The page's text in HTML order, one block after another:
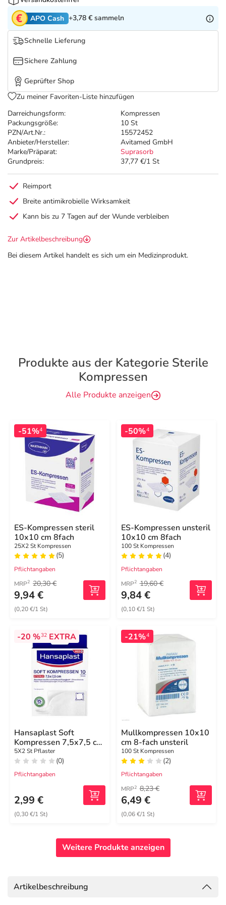
Tierapotheke
Vitamine & Mineralstoffe
Marken
Salus Deals
Darreichungsform:
Kompressen
Packungsgröße:
10 St
PZN/Art.Nr.:
15572452
Anbieter/Hersteller:
Avitamed GmbH
Marke/Präparat:
Suprasorb
Grundpreis:
37,77 €/1 St
APO Cash +3,78 € sammeln
Schnelle Lieferung
Sichere Zahlung
Geprüfter Shop
Zu meiner Favoriten-Liste hinzufügen
Reimport
Breite antimikrobielle Wirksamkeit
Kann bis zu 7 Tagen auf der Wunde verbleiben
Zur Artikelbeschreibung
Bei diesem Artikel handelt es sich um ein Medizinprodukt.
Produkte aus der Kategorie Sterile
Kompressen
Alle Produkte anzeigen
-51%4
ES-Kompressen steril
10x10 cm 8fach
25X2 St Kompressen
(5)
Pflichtangaben
MRP2 20,30 €
9,94 €
(0,20 €/1 St)
-50%4
ES-Kompressen unsteril
10x10 cm 8fach
100 St Kompressen
(4)
Pflichtangaben
MRP2 19,60 €
9,84 €
(0,10 €/1 St)
-20 %32EXTRA
Hansaplast Soft
Kompressen 7,5x7,5 cm
steril
5X2 St Pflaster
(0)
Pflichtangaben
2,99 €
(0,30 €/1 St)
-21%4
Mullkompressen 10x10
cm 8-fach unsteril
100 St Kompressen
(2)
Pflichtangaben
MRP2 8,23 €
6,49 €
(0,06 €/1 St)
Weitere Produkte anzeigen
Artikelbeschreibung